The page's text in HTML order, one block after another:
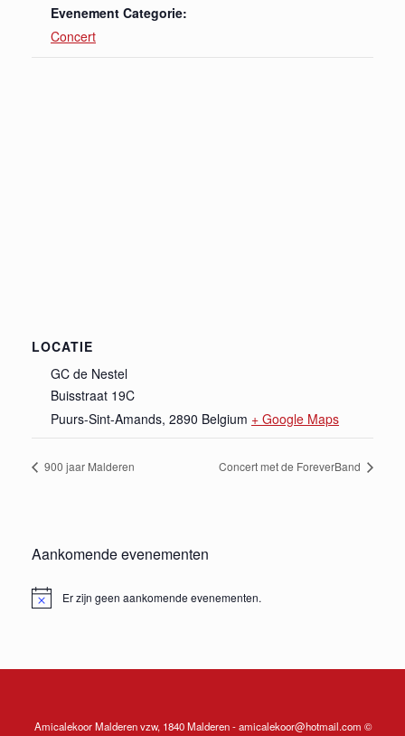
Evenement Categorie:
Concert
LOCATIE
GC de Nestel
Buisstraat 19C
Puurs-Sint-Amands, 2890 Belgium + Google Maps
900 jaar Malderen Concert met de ForeverBand
Aankomende evenementen
BerichtEr zijn geen aankomende evenementen.
Amicalekoor Malderen vzw, 1840 Malderen - amicalekoor@hotmail.com ©